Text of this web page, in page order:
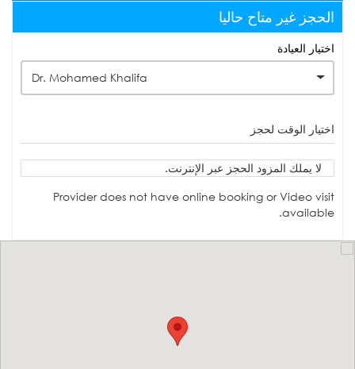
الحجز غير متاح حاليا
اختيار العيادة
Dr. Mohamed Khalifa
اختيار الوقت لحجز
لا يملك المزود الحجز عبر الإنترنت.
Provider does not have online booking or Video visit
available.